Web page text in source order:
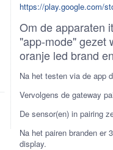
https://play.google.com/
Om de apparaten
"app-mode" gezet
oranje led brand
Na het testen via de app
Vervolgens de gateway
De sensor(en) in pairing
Na het pairen branden er
display.